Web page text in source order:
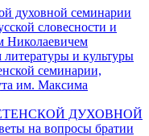
духовной семинарии
словесности и
Николаевичем
и культуры
семинарии,
им. Максима
ДУХОВНОЙ
на вопросы братии